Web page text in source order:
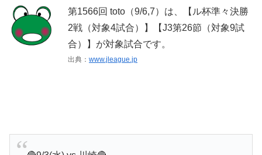
第1566回 toto（9/6,7）は、【ル杯準々決勝
2戦（対象4試合）】【J3第26節（対象9試
合）】が対象試合です。
出典： www.jleague.jp